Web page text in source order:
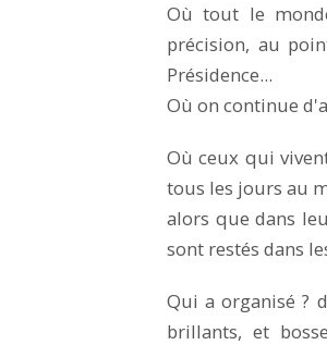
Où tout le
précision, au
Présidence...
Où on continue
Où ceux qui
tous les jours au
alors que dans
sont restés dans
Qui a organisé ?
brillants, et